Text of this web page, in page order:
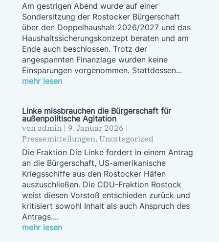
Am gestrigen Abend wurde auf einer
Sondersitzung der Rostocker Bürgerschaft
über den Doppelhaushalt 2026/2027 und das
Haushaltssicherungskonzept beraten und am
Ende auch beschlossen. Trotz der
angespannten Finanzlage wurden keine
Einsparungen vorgenommen. Stattdessen...
mehr lesen
Linke missbrauchen die Bürgerschaft für
außenpolitische Agitation
von admin | 9. Januar 2026 |
Pressemitteilungen, Uncategorized
Die Fraktion Die Linke fordert in einem Antrag
an die Bürgerschaft, US-amerikanische
Kriegsschiffe aus den Rostocker Häfen
auszuschließen. Die CDU-Fraktion Rostock
weist diesen Vorstoß entschieden zurück und
kritisiert sowohl Inhalt als auch Anspruch des
Antrags....
mehr lesen